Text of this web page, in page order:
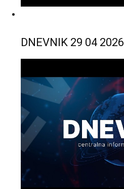
DNEVNIK 29 04 2026